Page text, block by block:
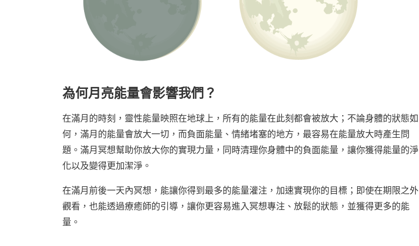
為何月亮能量會影響我們？
在滿月的時刻，靈性能量映照在地球上，所有的能量在此刻都會被放大；不論身體的狀態如
何，滿月的能量會放大一切，而負面能量、情緒堵塞的地方，最容易在能量放大時產生問
題。滿月冥想幫助你放大你的實現力量，同時清理你身體中的負面能量，讓你獲得能量的淨
化以及變得更加潔淨。
在滿月前後一天內冥想，能讓你得到最多的能量灌注，加速實現你的目標；即使在期限之外
觀看，也能透過療癒師的引導，讓你更容易進入冥想專注、放鬆的狀態，並獲得更多的能
量。